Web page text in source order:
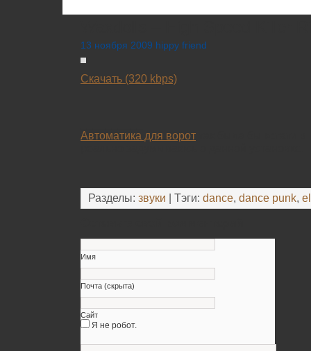
13 ноября 2009 hippy friend
Скачать (320 kbps)
Автоматика для ворот
Разделы: звуки | Тэги: dance, dance punk,
Имя
Почта (скрыта)
Сайт
Я не робот.